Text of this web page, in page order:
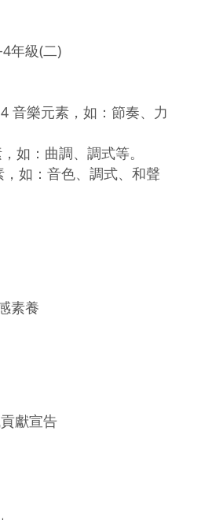
年級(二)
音樂元素，如：節奏、力
如：曲調、調式等。
如：音色、調式、和聲
素養
獻宣告